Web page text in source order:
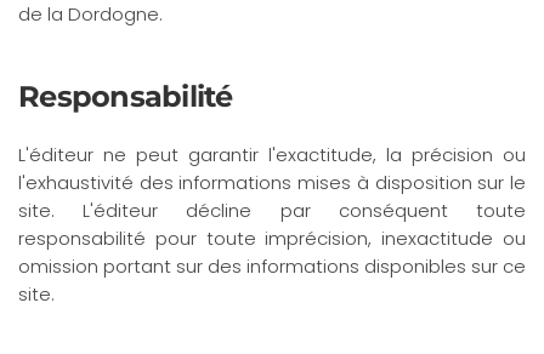
de la Dordogne.
Responsabilité
L'éditeur ne peut garantir l'exactitude, la précision ou
l'exhaustivité des informations mises à disposition sur le
site. L'éditeur décline par conséquent toute
responsabilité pour toute imprécision, inexactitude ou
omission portant sur des informations disponibles sur ce
site.